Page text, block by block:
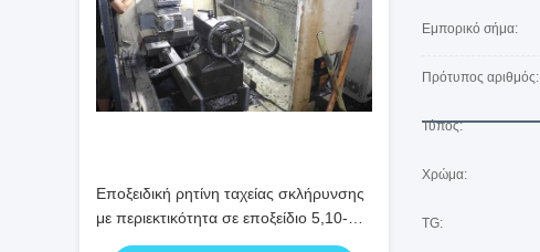
Εποξειδική ρητίνη ταχείας σκλήρυνσης
με περιεκτικότητα σε εποξείδιο 5,10-
5,40 και πίεση ατμών ≤0,01 για
Εμπορικό σήμα:
Πρότυπος αριθμός:
Τύπος:
Χρώμα:
TG: